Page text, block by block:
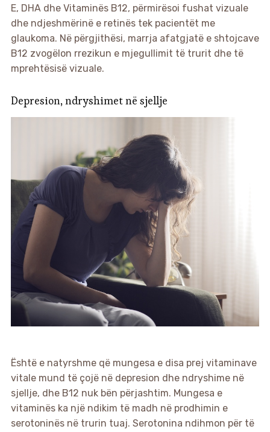
E, DHA dhe Vitaminës B12, përmirësoi fushat vizuale
dhe ndjeshmërinë e retinës tek pacientët me
glaukoma. Në përgjithësi, marrja afatgjatë e shtojcave
B12 zvogëlon rrezikun e mjegullimit të trurit dhe të
mprehtësisë vizuale.
Depresion, ndryshimet në sjellje
Është e natyrshme që mungesa e disa prej vitaminave
vitale mund të çojë në depresion dhe ndryshime në
sjellje, dhe B12 nuk bën përjashtim. Mungesa e
vitaminës ka një ndikim të madh në prodhimin e
serotoninës në trurin tuaj. Serotonina ndihmon për të